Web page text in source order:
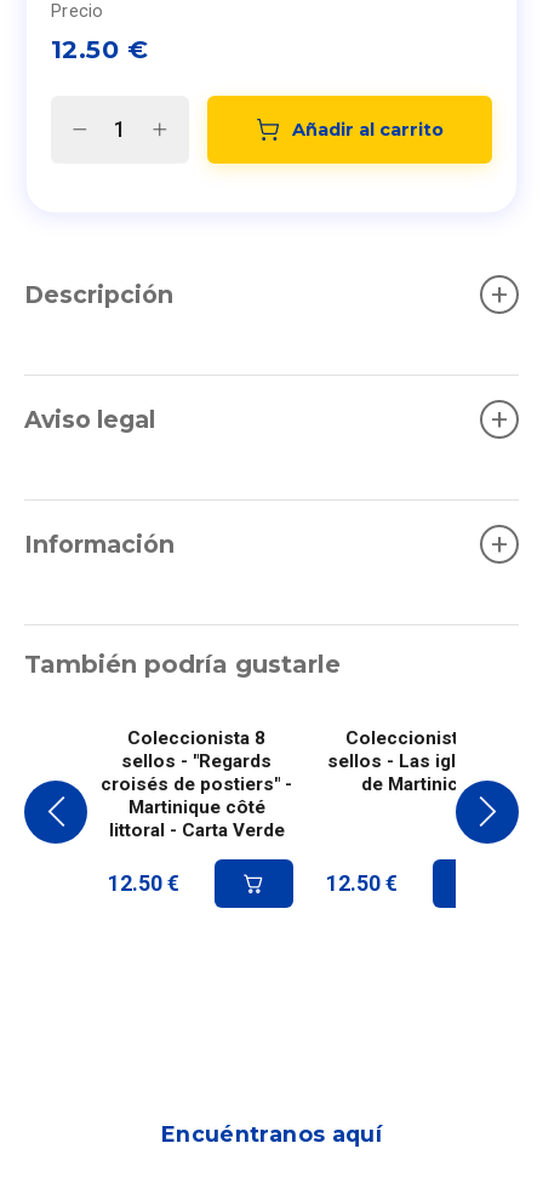
Precio
12.50 €
Añadir al carrito
Descripción +
Aviso legal +
Información +
También podría gustarle
Coleccionista 8
sellos - "Regards
croisés de postiers" -
Martinique côté
littoral - Carta Verde
12.50 €
Coleccionista 8
sellos - Las iglesias
de Martinica
12.50 €
Encuéntranos aquí